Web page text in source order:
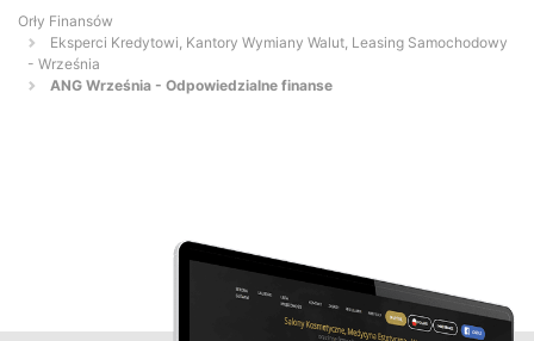
Orły Finansów
Eksperci Kredytowi, Kantory Wymiany Walut, Leasing Samochodowy
- Września
ANG Września - Odpowiedzialne finanse